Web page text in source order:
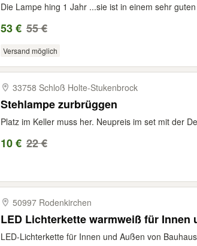
Die Lampe hing 1 Jahr ...sie ist in einem sehr
53 € 55 €
Versand möglich
33758 Schloß Holte-​Stukenbrock
Stehlampe zurbrüggen
Platz im Keller muss her. Neupreis im set mit der
10 € 22 €
50997 Rodenkirchen
LED Lichterkette warmweiß für Innen
LED-Lichterkette für Innen und Außen von